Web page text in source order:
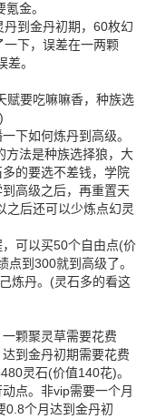
金。
到金丹初期，60枚幻
下，误差在一两颗
。
要吃嘛嘛香，种族选
如何炼丹到高级。
法是种族选择狼，大
的要选不差钱，学院
高级之后，再重置天
之后还可以少炼点幻灵
可以买50个自由点(价
到300就到高级了。
丹。(灵石多的看这
颗聚灵草需要花费
到金丹初期需要花费
灵石(价值140花)。
点。非vip需要一个月
0.8个月达到金丹初